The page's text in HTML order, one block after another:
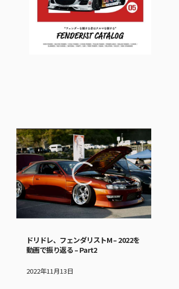
ドリドレ、フェンダリストM – 2022を
動画で振り返る – Part2
2022年11月13日